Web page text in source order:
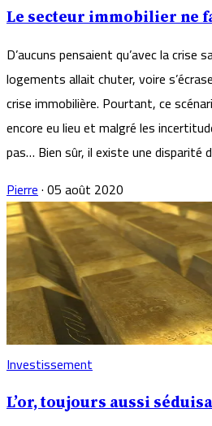
Le secteur immobilier ne
D’aucuns pensaient qu’avec la crise
logements allait chuter, voire
crise immobilière. Pourtant, ce
encore eu lieu et malgré les
pas… Bien sûr, il existe une disparité
Pierre·05 août 2020
Investissement
L’or, toujours aussi